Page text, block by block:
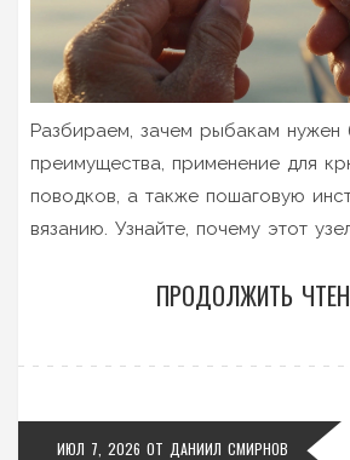
Разбираем, зачем рыбакам нужен
преимущества, применение для
поводков, а также пошаговую
вязанию. Узнайте, почему этот
ПРОДОЛЖИТЬ
ИЮЛ 7, 2026 ОТ ДАНИИЛ СМИРНОВ